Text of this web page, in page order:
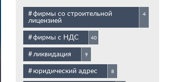
фирмы со строительной
лицензией
4
фирмы с НДС 40
ликвидация 9
юридический адрес 8